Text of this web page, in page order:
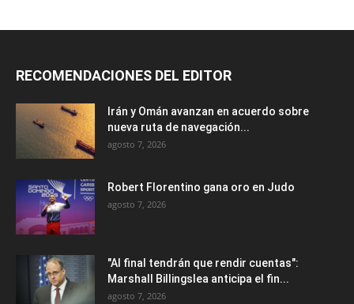
RECOMENDACIONES DEL EDITOR
Irán y Omán avanzan en acuerdo sobre
nueva ruta de navegación...
agosto 7, 2026
Robert Florentino gana oro en Judo
agosto 7, 2026
"Al final tendrán que rendir cuentas":
Marshall Billingslea anticipa el fin...
agosto 7, 2026